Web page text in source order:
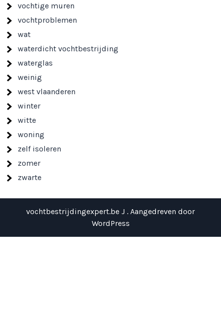
vochtige muren
vochtproblemen
wat
waterdicht vochtbestrijding
waterglas
weinig
west vlaanderen
winter
witte
woning
zelf isoleren
zomer
zwarte
vochtbestrijdingexpert.be J . Aangedreven door
WordPress